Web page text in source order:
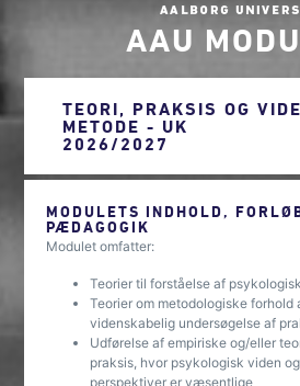
AAU
TEORI, PRAKSIS OG
METODE - UK
2026/2027
MODULETS INDHOLD,
PÆDAGOGIK
Modulet omfatter:
Teorier til forståelse af
Teorier om metodologiske forhold
videnskabelig undersøgelse af
Udførelse af empiriske og/eller
praksis, hvor psykologisk viden
perspektiver er væsentlige